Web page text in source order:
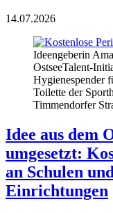
14.07.2026
Ideengeberin
OstseeTalent-
Hygienespender
Toilette der
Timmendorfer
Idee aus dem
umgesetzt:
an Schulen
Einrichtungen